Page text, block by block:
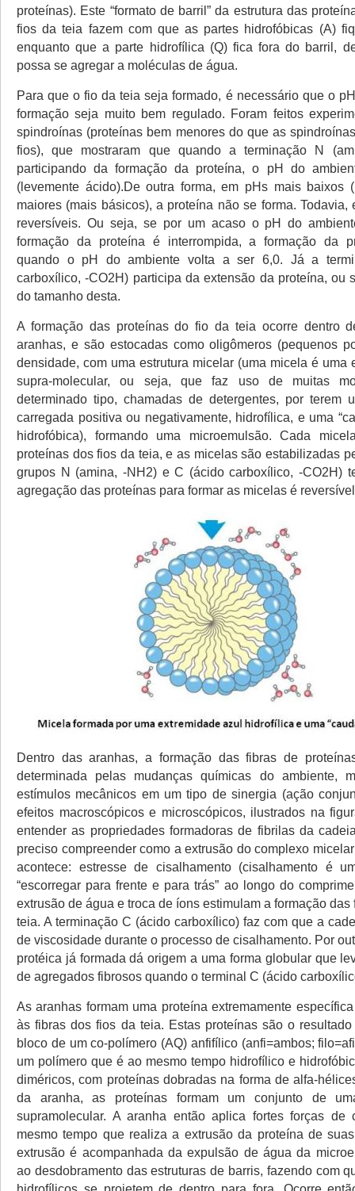
proteínas). Este “formato de barril” da estrutura das
fios da teia fazem com que as partes hidrofóbicas (A)
enquanto que a parte hidrofílica (Q) fica fora do barril,
possa se agregar a moléculas de água.
Para que o fio da teia seja formado, é necessário que o
formação seja muito bem regulado. Foram feitos
spindroínas (proteínas bem menores do que as
fios), que mostraram que quando a terminação N
participando da formação da proteína, o pH do
(levemente ácido).De outra forma, em pHs mais baixos
maiores (mais básicos), a proteína não se forma. Todavia,
reversíveis. Ou seja, se por um acaso o pH do
formação da proteína é interrompida, a formação da
quando o pH do ambiente volta a ser 6,0. Já a
carboxílico, -CO2H) participa da extensão da proteína, ou
do tamanho desta.
A formação das proteínas do fio da teia ocorre dentro
aranhas, e são estocadas como oligômeros (pequenos
densidade, com uma estrutura micelar (uma micela é uma
supra-molecular, ou seja, que faz uso de muitas
determinado tipo, chamadas de detergentes, por terem
carregada positiva ou negativamente, hidrofílica, e uma
hidrofóbica), formando uma microemulsão. Cada
proteínas dos fios da teia, e as micelas são estabilizadas
grupos N (amina, -NH2) e C (ácido carboxílico, -CO2H)
agregação das proteínas para formar as micelas é
Dentro das aranhas, a formação das fibras de
determinada pelas mudanças químicas do ambiente,
estímulos mecânicos em um tipo de sinergia (ação
efeitos macroscópicos e microscópicos, ilustrados na
entender as propriedades formadoras de fibrilas da
preciso compreender como a extrusão do complexo
acontece: estresse de cisalhamento (cisalhamento é
“escorregar para frente e para trás” ao longo do
extrusão de água e troca de íons estimulam a formação das
teia. A terminação C (ácido carboxílico) faz com que a
de viscosidade durante o processo de cisalhamento. Por
protéica já formada dá origem a uma forma globular que
de agregados fibrosos quando o terminal C (ácido
As aranhas formam uma proteína extremamente
às fibras dos fios da teia. Estas proteínas são o
bloco de um co-polímero (AQ) anfifílico (anfi=ambos;
um polímero que é ao mesmo tempo hidrofílico e
diméricos, com proteínas dobradas na forma de alfa-
da aranha, as proteínas formam um conjunto de
supramolecular. A aranha então aplica fortes forças de
mesmo tempo que realiza a extrusão da proteína de
extrusão é acompanhada da expulsão de água da
ao desdobramento das estruturas de barris, fazendo com